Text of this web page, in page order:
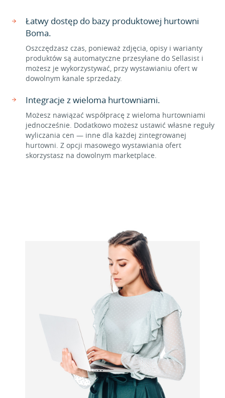
Łatwy dostęp do bazy produktowej hurtowni
Boma.
Oszczędzasz czas, ponieważ zdjęcia, opisy i warianty
produktów są automatyczne przesyłane do Sellasist i
możesz je wykorzystywać, przy wystawianiu ofert w
dowolnym kanale sprzedaży.
Integracje z wieloma hurtowniami.
Możesz nawiązać współpracę z wieloma hurtowniami
jednocześnie. Dodatkowo możesz ustawić własne reguły
wyliczania cen — inne dla każdej zintegrowanej
hurtowni. Z opcji masowego wystawiania ofert
skorzystasz na dowolnym marketplace.